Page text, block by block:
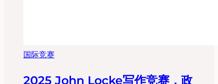
国际竞赛
2025 John Locke写作竞赛，政